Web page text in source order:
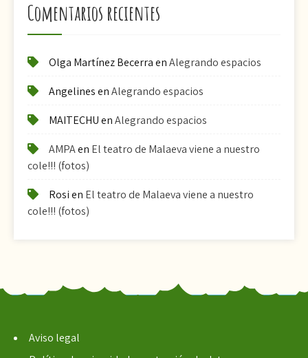
Comentarios recientes
Olga Martínez BecerraenAlegrando espacios
AngelinesenAlegrando espacios
MAITECHUenAlegrando espacios
AMPAen El teatro de Malaeva viene a nuestro
cole!!! (fotos)
Rosien El teatro de Malaeva viene a nuestro
cole!!! (fotos)
Aviso legal